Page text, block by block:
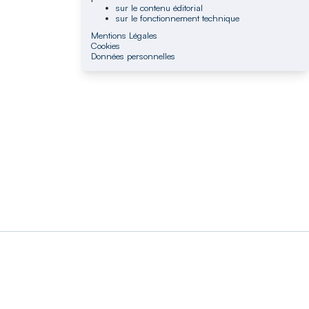
sur le contenu éditorial
sur le fonctionnement technique
Mentions Légales
Cookies
Données personnelles